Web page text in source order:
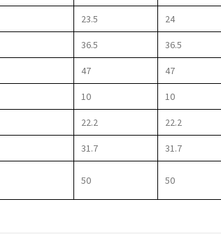
23.5 24
36.5 36.5
47 47
10 10
22.2 22.2
31.7 31.7
50 50